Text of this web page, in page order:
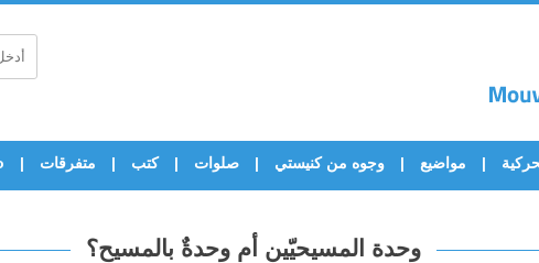
مواضيع وجوه من كنيستي صلوات كتب متفرقات
وحدة المسيحيّين أم وحدةٌ بالمسيح؟